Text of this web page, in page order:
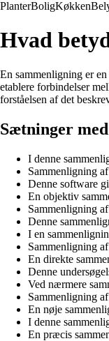
PlanterBoligKøkken
Hvad
En sammenligning er
etablere forbindelser
forståelsen af det
Sætninger
I denne
Sammenligning
Denne software
En objektiv
Sammenligning
Denne
I en
Sammenligning
En direkte
Denne
Ved nærmere
Sammenligning
En nøje
I denne
En præcis